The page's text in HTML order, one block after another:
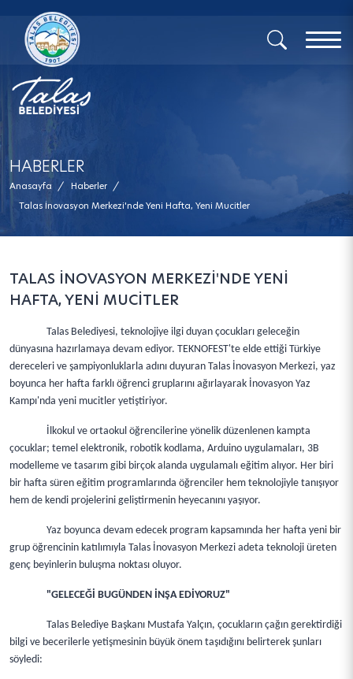
x
HABERLER
Anasayfa / Haberler /
Talas İnovasyon Merkezi'nde Yeni Hafta, Yeni Mucitler
TALAS İNOVASYON MERKEZİ'NDE YENİ
HAFTA, YENİ MUCİTLER
Talas Belediyesi, teknolojiye ilgi duyan çocukları geleceğin
dünyasına hazırlamaya devam ediyor. TEKNOFEST'te elde ettiği Türkiye
dereceleri ve şampiyonluklarla adını duyuran Talas İnovasyon Merkezi, yaz
boyunca her hafta farklı öğrenci gruplarını ağırlayarak İnovasyon Yaz
Kampı'nda yeni mucitler yetiştiriyor.
İlkokul ve ortaokul öğrencilerine yönelik düzenlenen kampta
çocuklar; temel elektronik, robotik kodlama, Arduino uygulamaları, 3B
modelleme ve tasarım gibi birçok alanda uygulamalı eğitim alıyor. Her biri
bir hafta süren eğitim programlarında öğrenciler hem teknolojiyle tanışıyor
hem de kendi projelerini geliştirmenin heyecanını yaşıyor.
Yaz boyunca devam edecek program kapsamında her hafta yeni bir
grup öğrencinin katılımıyla Talas İnovasyon Merkezi adeta teknoloji üreten
genç beyinlerin buluşma noktası oluyor.
"GELECEĞİ BUGÜNDEN İNŞA EDİYORUZ"
Talas Belediye Başkanı Mustafa Yalçın, çocukların çağın gerektirdiği
bilgi ve becerilerle yetişmesinin büyük önem taşıdığını belirterek şunları
söyledi: